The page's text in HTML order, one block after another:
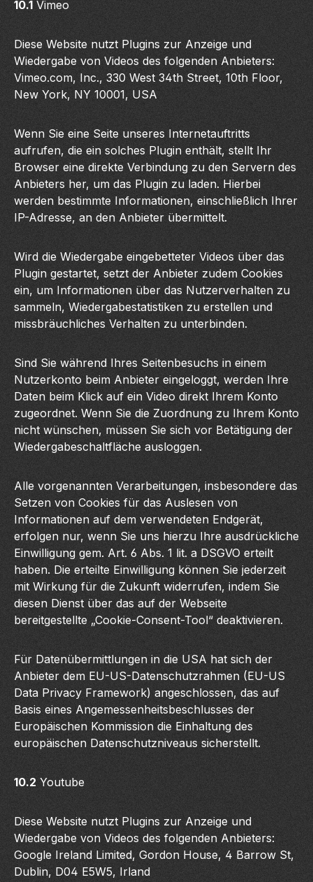
10.1 Vimeo
Diese Website nutzt Plugins zur Anzeige und
Wiedergabe von Videos des folgenden Anbieters:
Vimeo.com, Inc., 330 West 34th Street, 10th Floor,
New York, NY 10001, USA
Wenn Sie eine Seite unseres Internetauftritts
aufrufen, die ein solches Plugin enthält, stellt Ihr
Browser eine direkte Verbindung zu den Servern des
Anbieters her, um das Plugin zu laden. Hierbei
werden bestimmte Informationen, einschließlich Ihrer
IP-Adresse, an den Anbieter übermittelt.
Wird die Wiedergabe eingebetteter Videos über das
Plugin gestartet, setzt der Anbieter zudem Cookies
ein, um Informationen über das Nutzerverhalten zu
sammeln, Wiedergabestatistiken zu erstellen und
missbräuchliches Verhalten zu unterbinden.
Sind Sie während Ihres Seitenbesuchs in einem
Nutzerkonto beim Anbieter eingeloggt, werden Ihre
Daten beim Klick auf ein Video direkt Ihrem Konto
zugeordnet. Wenn Sie die Zuordnung zu Ihrem Konto
nicht wünschen, müssen Sie sich vor Betätigung der
Wiedergabeschaltfläche ausloggen.
Alle vorgenannten Verarbeitungen, insbesondere das
Setzen von Cookies für das Auslesen von
Informationen auf dem verwendeten Endgerät,
erfolgen nur, wenn Sie uns hierzu Ihre ausdrückliche
Einwilligung gem. Art. 6 Abs. 1 lit. a DSGVO erteilt
haben. Die erteilte Einwilligung können Sie jederzeit
mit Wirkung für die Zukunft widerrufen, indem Sie
diesen Dienst über das auf der Webseite
bereitgestellte „Cookie-Consent-Tool“ deaktivieren.
Für Datenübermittlungen in die USA hat sich der
Anbieter dem EU-US-Datenschutzrahmen (EU-US
Data Privacy Framework) angeschlossen, das auf
Basis eines Angemessenheitsbeschlusses der
Europäischen Kommission die Einhaltung des
europäischen Datenschutzniveaus sicherstellt.
10.2 Youtube
Diese Website nutzt Plugins zur Anzeige und
Wiedergabe von Videos des folgenden Anbieters:
Google Ireland Limited, Gordon House, 4 Barrow St,
Dublin, D04 E5W5, Irland